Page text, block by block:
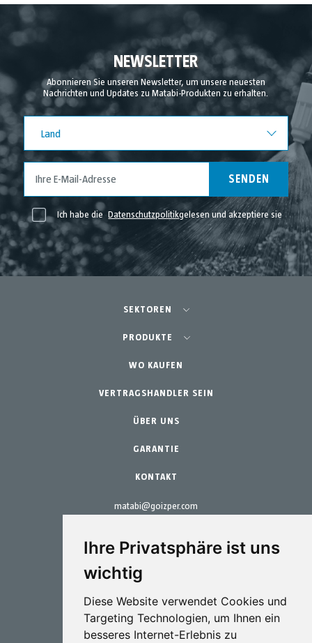
Ihre Privatsphäre ist uns
wichtig
Diese Website verwendet Cookies und
Targeting Technologien, um Ihnen ein
besseres Internet-Erlebnis zu
NEWSLETTER
Abonnieren Sie unseren Newsletter, um unsere neuesten
Nachrichten und Updates zu Matabi-Produkten zu erhalten.
Land
SENDEN
Ich habe die Datenschutzpolitikgelesen und akzeptiere sie
matabi@goizper.com
Sprütechnik
SEKTOREN
Landwirtschaft - Obst- und Gemüseanbau
Schrebergarten
Professioneller Gartenbau
Gartenbau & Heim
PRODUKTE
Teams
Zubehör
Ersatzteile
Wartungs-Kits
WO KAUFEN
VERTRAGSHANDLER SEIN
ÜBER UNS
GARANTIE
KONTAKT